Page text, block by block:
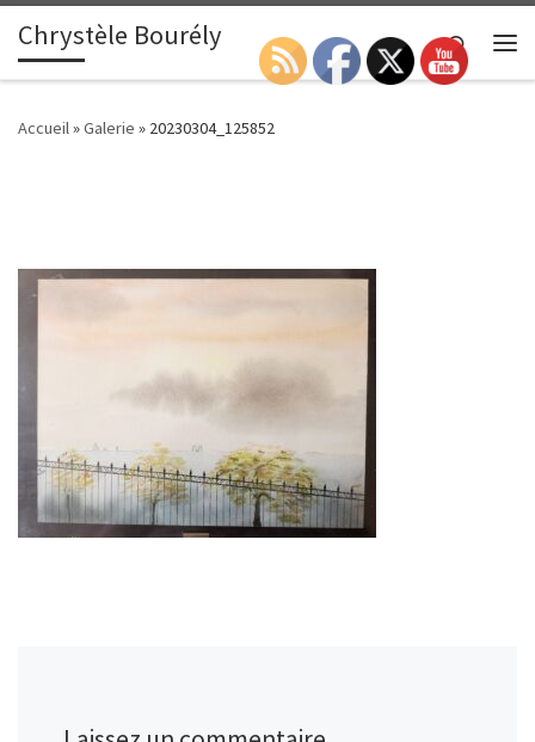
Passer au contenu
Chrystèle Bourély
Search
Accueil»Galerie » 20230304_125852